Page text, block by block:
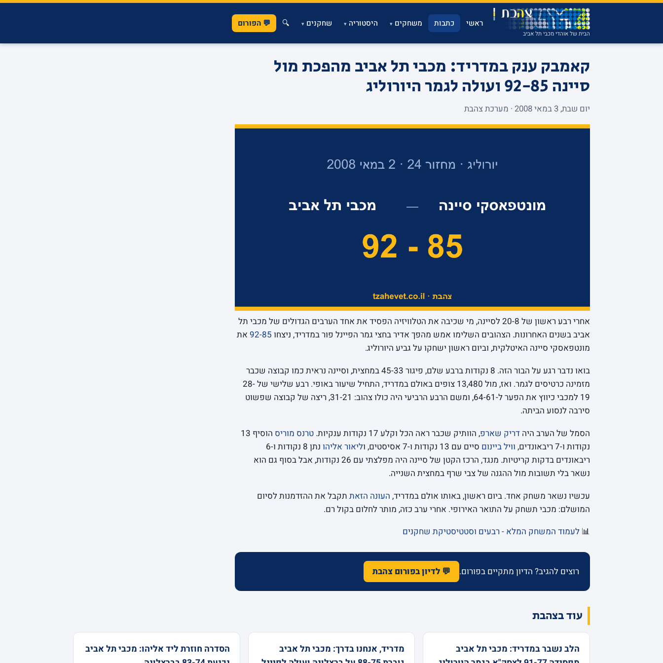
הבית של אוהדי מכבי תל אביב
ראשי כתבות משחקים▾ היסטוריה▾ שחקנים▾
🔍 💬 הפורום
קאמבק ענק במדריד: מכבי תל אביב מהפכת מול
סיינה 92-85 ועולה לגמר היורוליג
יום שבת, 3 במאי 2008 · מערכת צהבת
אחרי רבע ראשון של 20-8 לסיינה, מי שכיבה את הטלוויזיה הפסיד את אחד הערבים הגדולים של מכבי תל
אביב בשנים האחרונות. הצהובים השלימו אמש מהפך אדיר בחצי גמר הפיינל פור במדריד, ניצחו 92-85 את
מונטפאסקי סיינה האיטלקית, וביום ראשון ישחקו על גביע היורוליג.
בואו נדבר רגע על הבור הזה. 8 נקודות ברבע שלם, פיגור 45-33 במחצית, וסיינה נראית כמו קבוצה שכבר
מזמינה כרטיסים לגמר. ואז, מול 13,480 צופים באולם במדריד, התחיל שיעור באופי. רבע שלישי של 28-
19 למכבי כיווץ את הפער ל-64-61, ומשם הרבע הרביעי היה כולו צהוב: 31-21, ריצה של קבוצה שפשוט
סירבה לנסוע הביתה.
הסמל של הערב היה דריק שארפ, הוותיק שכבר ראה הכל וקלע 17 נקודות ענקיות. טרנס מוריס
הוסיף 13
נקודות ו-7 ריבאונדים,
וויל ביינום סיים עם 13 נקודות ו-7 אסיסטים, ו ליאור אליהו
נתן 8 נקודות ו-6
ריבאונדים בדקות קריטיות. מנגד, הרכז הקטן של סיינה היה מפלצתי עם 26 נקודות, אבל בסוף גם הוא
נשאר בלי תשובות מול ההגנה של צבי שרף במחצית השנייה.
עכשיו נשאר משחק אחד. ביום ראשון, באותו אולם במדריד, העונה הזאת תקבל את ההזדמנות לסיום
המושלם: מכבי תשחק על התואר האירופי. אחרי ערב כזה, מותר לחלום בקול רם.
📊 לעמוד המשחק המלא - רבעים וסטטיסטיקת שחקנים
רוצים להגיב? הדיון מתקיים בפורום. 💬 לדיון בפורום צהבת
עוד בצהבת
הלב נשבר במדריד: מכבי תל אביב
מדריד, אנחנו בדרך: מכבי תל אביב
הסדרה חוזרת ליד אליהו: מכבי תל אביב